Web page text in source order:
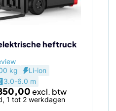
heftruck
kg
Li-ion
3.0-6.0 m
1 tot 2 werkdagen